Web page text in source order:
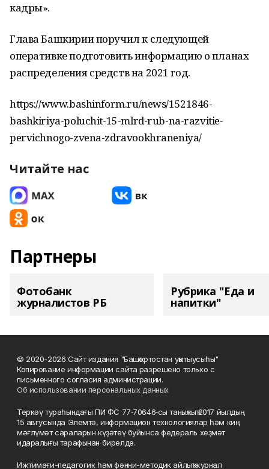
кадры».
Глава Башкирии поручил к следующей
оперативке подготовить информацию о планах
распределения средств на 2021 год.
https://www.bashinform.ru/news/1521846-
bashkiriya-poluchit-15-mlrd-rub-na-razvitie-
pervichnogo-zvena-zdravookhraneniya/
Читайте нас
Партнеры
Фотобанк
журналистов РБ
Рубрика "Еда и
напитки"
© 2020-2026 Сайт издания "Башҡортостан уҡытыусыһы"
Копирование информации сайта разрешено только с
письменного согласия администрации.
Об использовании персональных данных
Теркәү тураһындағы ПИ ФС 77‑70646‑сы таныҡлыҡ 2017 йылдың
15 авгусында Элемтә, информацион технологиялар һәм киң
мәғлүмәт сараларын күҙәтеү буйынса федераль хеҙмәт
идаралығы тарафынан бирелде.
Ижтимағи-педагогик һәм фәнни-методик айлыҡ журнал